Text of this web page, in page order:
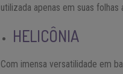
utilizada apenas em suas
HELICÔNIA
Com imensa versatilidade em